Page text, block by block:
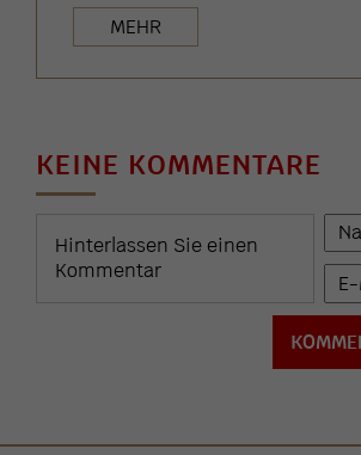
MEHR
KEINE KOMMENTARE